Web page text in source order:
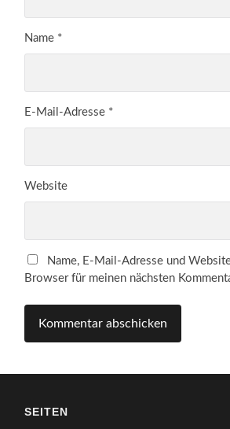
Name *
E-Mail-Adresse *
Website
Name, E-Mail-Adresse und
Browser für meinen nächsten
SEITEN